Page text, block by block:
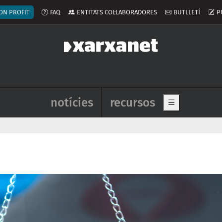
del compte d'usuari
PROFIT FAQ ENTITATS COL·LABORADORES BUTLLETÍ
Navegació principal de
notícies recursos Show main